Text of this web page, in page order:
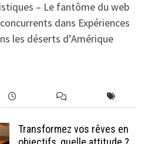
– Le fantôme du web
dans Expériences
les déserts d’Amérique
Transformez vos rêves en